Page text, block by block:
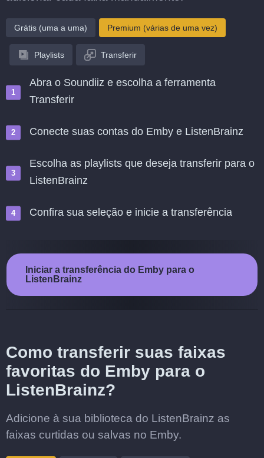
Grátis (uma a uma) Premium (várias de uma vez)
Playlists Transferir
Abra o Soundiiz e escolha a ferramenta
Transferir
Conecte suas contas do Emby e ListenBrainz
Escolha as playlists que deseja transferir para o
ListenBrainz
Confira sua seleção e inicie a transferência
Iniciar a transferência do Emby para o
ListenBrainz
Como transferir suas faixas
favoritas do Emby para o
ListenBrainz?
Adicione à sua biblioteca do ListenBrainz as
faixas curtidas ou salvas no Emby.